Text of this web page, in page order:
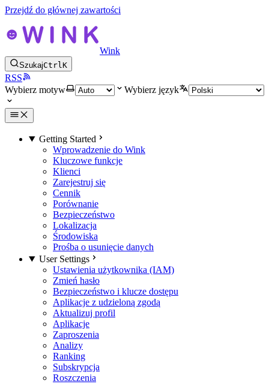
Przejdź do głównej zawartości
Wink
SzukajCtrlK
RSS
Wybierz motyw
Wybierz język
Getting Started
Wprowadzenie do Wink
Kluczowe funkcje
Klienci
Zarejestruj się
Cennik
Porównanie
Bezpieczeństwo
Lokalizacja
Środowiska
Prośba o usunięcie danych
User Settings
Ustawienia użytkownika (IAM)
Zmień hasło
Bezpieczeństwo i klucze dostępu
Aplikacje z udzieloną zgodą
Aktualizuj profil
Aplikacje
Zaproszenia
Analizy
Ranking
Subskrypcja
Roszczenia